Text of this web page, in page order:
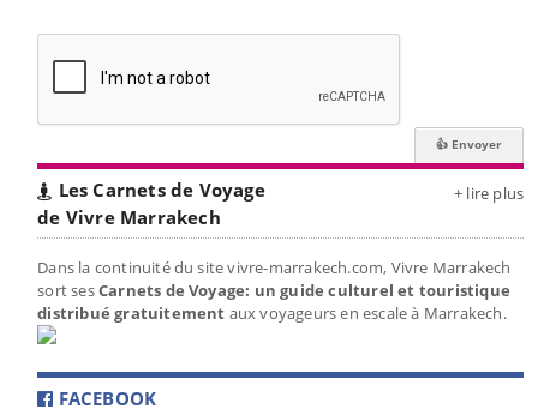
Les Carnets de Voyage
de Vivre Marrakech
+ lire plus
Dans la continuité du site vivre-marrakech.com, Vivre Marrakech
sort sesCarnets de Voyage: un guide culturel et touristique
distribué gratuitement aux voyageurs en escale à Marrakech.
FACEBOOK